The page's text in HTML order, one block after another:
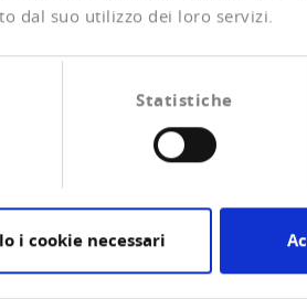
dal suo utilizzo dei loro servizi.
Statistiche
i cookie necessari
il vostro cliente un’ultima
procedura di diffida.
e gli inviamo una diffida. In
nostra banca dati. Se possibile